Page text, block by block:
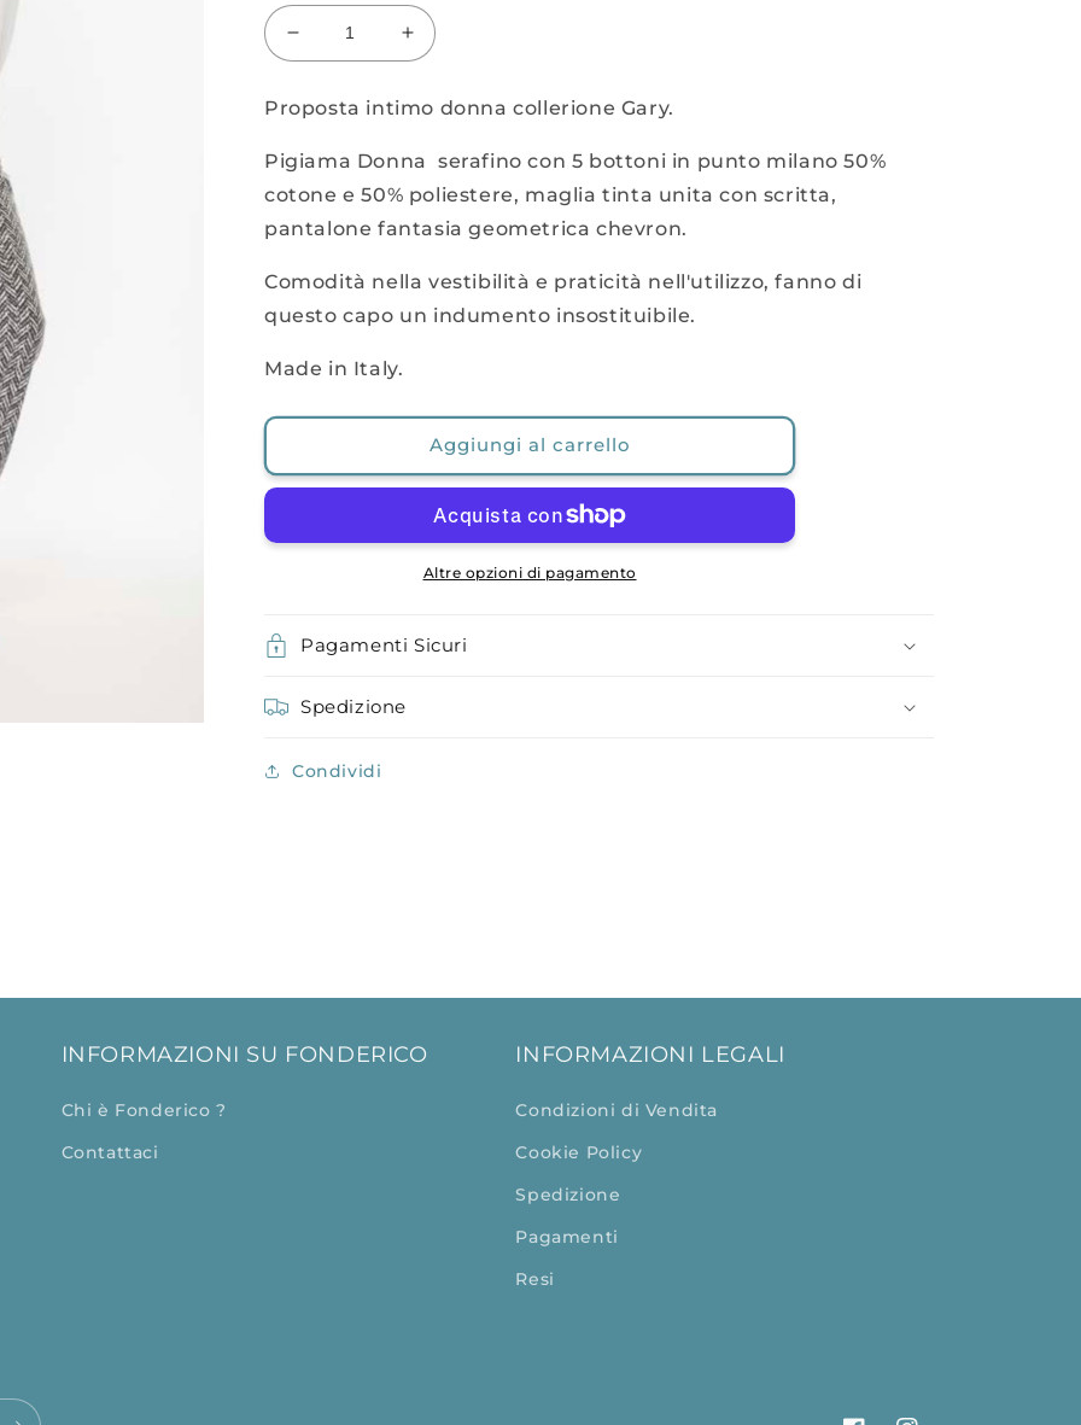
Diminuisci
quantità
Pigiama
in
punto
milano
Aumenta
quantità
Pigiama
in
punto
milano
Proposta intimo donna collerione Gary.
Pigiama Donna serafino con 5 bottoni in punto milano 50%
cotone e 50% poliestere, maglia tinta unita con scritta,
pantalone fantasia geometrica chevron.
Comodità nella vestibilità e praticità nell'utilizzo, fanno di
questo capo un indumento insostituibile.
Made in Italy.
Aggiungi al carrello
Altre opzioni di pagamento
Pagamenti Sicuri
Spedizione
Condividi
INFORMAZIONI SU FONDERICO
Chi è Fonderico ?
Contattaci
INFORMAZIONI LEGALI
Condizioni di Vendita
Cookie Policy
Spedizione
Pagamenti
Resi